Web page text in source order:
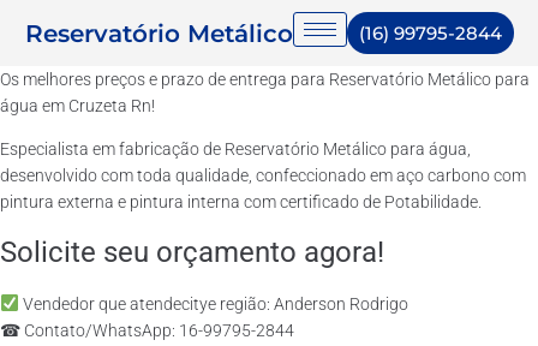
Reservatório Metálico (16) 99795-2844
Os melhores preços e prazo de entrega para Reservatório Metálico para
água em Cruzeta Rn!
Especialista em fabricação de Reservatório Metálico para água,
desenvolvido com toda qualidade, confeccionado em aço carbono com
pintura externa e pintura interna com certificado de Potabilidade.
Solicite seu orçamento agora!
Vendedor que atendecitye região: Anderson Rodrigo
☎ Contato/WhatsApp: 16-99795-2844